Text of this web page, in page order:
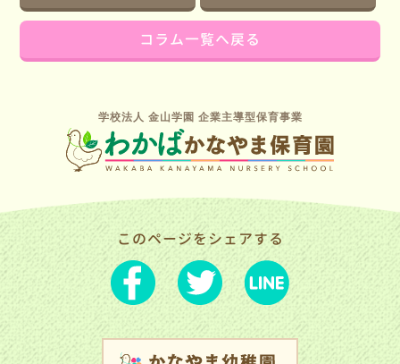
コラム一覧へ戻る
学校法人 金山学園 企業主導型保育事業
このページをシェアする